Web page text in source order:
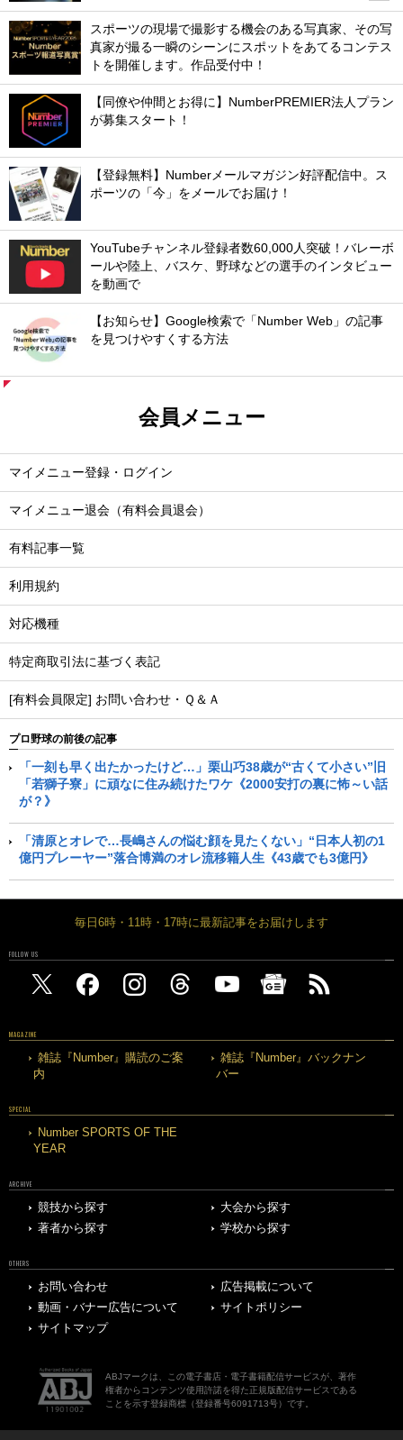
スポーツの現場で撮影する機会のある写真家、その写
真家が撮る一瞬のシーンにスポットをあてるコンテス
トを開催します。作品受付中！
【同僚や仲間とお得に】NumberPREMIER法人プラン
が募集スタート！
【登録無料】Numberメールマガジン好評配信中。ス
ポーツの「今」をメールでお届け！
YouTubeチャンネル登録者数60,000人突破！バレーボ
ールや陸上、バスケ、野球などの選手のインタビュー
を動画で
【お知らせ】Google検索で「Number Web」の記事
を見つけやすくする方法
会員メニュー
マイメニュー登録・ログイン
マイメニュー退会（有料会員退会）
有料記事一覧
利用規約
対応機種
特定商取引法に基づく表記
[有料会員限定] お問い合わせ・Ｑ＆Ａ
プロ野球の前後の記事
「一刻も早く出たかったけど…」栗山巧38歳が“古くて小さい”旧
「若獅子寮」に頑なに住み続けたワケ《2000安打の裏に怖～い話
が？》
「清原とオレで…長嶋さんの悩む顔を見たくない」“日本人初の1
億円プレーヤー”落合博満のオレ流移籍人生《43歳でも3億円》
毎日6時・11時・17時に最新記事をお届けします
FOLLOW US
MAGAZINE
雑誌『Number』購読のご案
内
雑誌『Number』バックナン
バー
SPECIAL
Number SPORTS OF THE
YEAR
ARCHIVE
競技から探す
大会から探す
著者から探す
学校から探す
OTHERS
お問い合わせ
広告掲載について
動画・バナー広告について
サイトポリシー
サイトマップ
ABJマークは、この電子書店・電子書籍配信サービスが、著作
権者からコンテンツ使用許諾を得た正規版配信サービスである
ことを示す登録商標（登録番号6091713号）です。